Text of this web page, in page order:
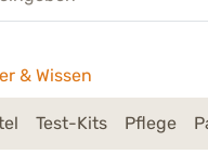
& Wissen
Test-Kits Pflege